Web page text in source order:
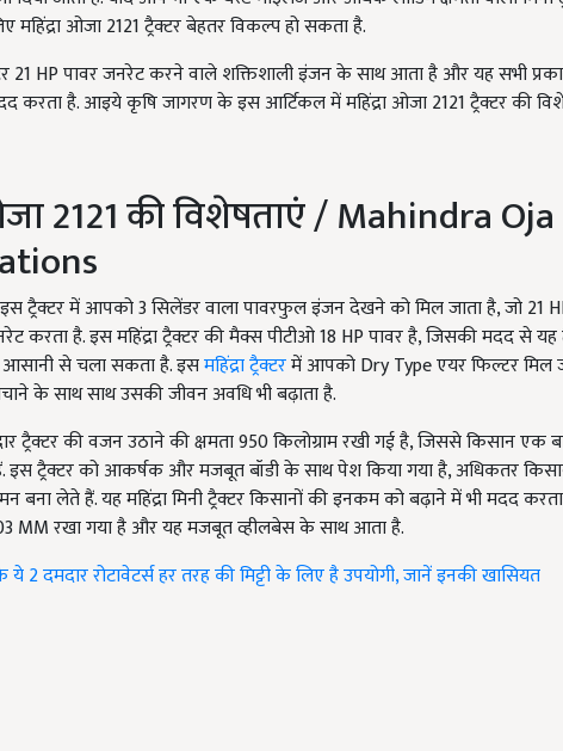
ओजा 2121 ट्रैक्टर बेहतर विकल्प हो सकता है.
21 HP पावर जनरेट करने वाले शक्तिशाली इंजन के साथ आता है और यह सभी
करता है. आइये कृषि जागरण के इस आर्टिकल में महिंद्रा ओजा 2121 ट्रैक्टर की
2121 की विशेषताएं / Mahindra Oja
ट्रैक्टर में आपको 3 सिलेंडर वाला पावरफुल इंजन देखने को मिल जाता है, जो 21
करता है. इस महिंद्रा ट्रैक्टर की मैक्स पीटीओ 18 HP पावर है, जिसकी मदद से
से चला सकता है. इसमहिंद्रा ट्रैक्टरमें आपको Dry Type एयर फिल्टर मिल
के साथ साथ उसकी जीवन अवधि भी बढ़ाता है.
ट्रैक्टर की वजन उठाने की क्षमता 950 किलोग्राम रखी गई है, जिससे किसान
ट्रैक्टर को आकर्षक और मजबूत बॉडी के साथ पेश किया गया है, अधिकतर
बना लेते हैं. यह महिंद्रा मिनी ट्रैक्टर किसानों की इनकम को बढ़ाने में भी मदद
MM रखा गया है और यह मजबूत व्हीलबेस के साथ आता है.
ये 2 दमदार रोटावेटर्स हर तरह की मिट्टी के लिए है उपयोगी, जानें इनकी खासियत